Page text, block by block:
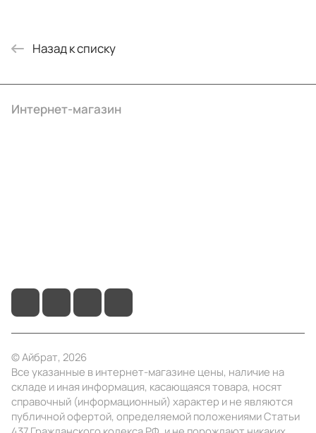
Назад к списку
Интернет-магазин
© Айбрат, 2026
Все указанные в интернет-магазине цены, наличие на
складе и иная информация, касающаяся товара, носят
справочный (информационный) характер и не являются
публичной офертой, определяемой положениями Статьи